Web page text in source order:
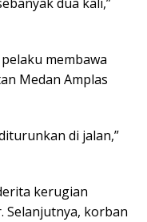
membawa
Medan Amplas
di jalan,”
kerugian
Selanjutnya, korban